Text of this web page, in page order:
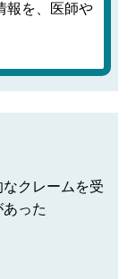
報を、医師や
クレームを受
った